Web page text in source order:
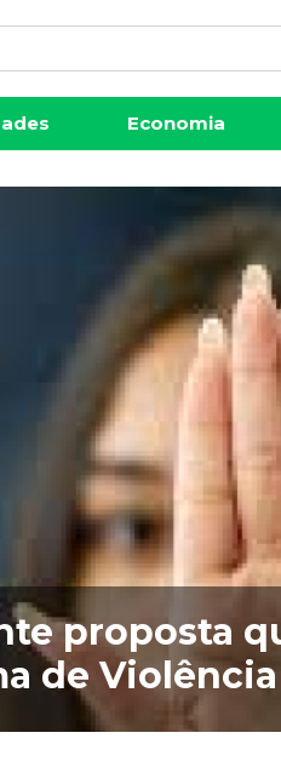
Economia
proposta
de Violência